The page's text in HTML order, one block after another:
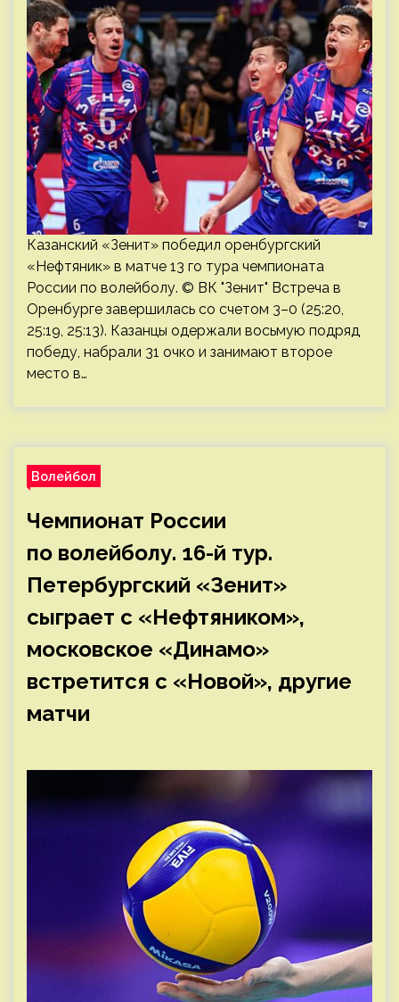
Казанский «Зенит» победил оренбургский
«Нефтяник» в матче 13 го тура чемпионата
России по волейболу. © ВК "Зенит" Встреча в
Оренбурге завершилась со счетом 3–0 (25:20,
25:19, 25:13). Казанцы одержали восьмую подряд
победу, набрали 31 очко и занимают второе
место в…
Волейбол
Чемпионат России
по волейболу. 16-й тур.
Петербургский «Зенит»
сыграет с «Нефтяником»,
московское «Динамо»
встретится с «Новой», другие
матчи